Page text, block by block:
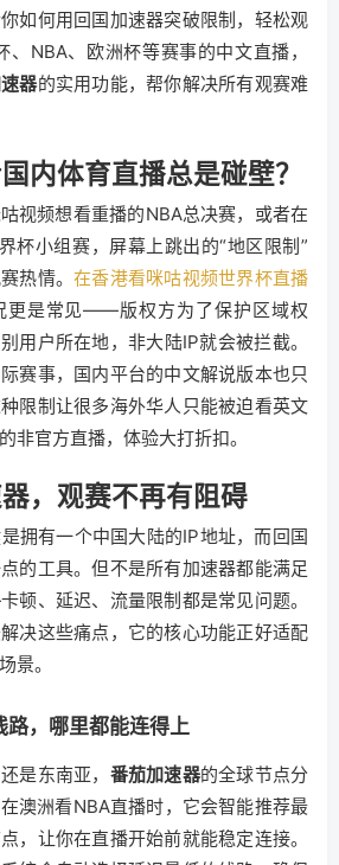
如何用回国加速器突破限制，轻松观
NBA、欧洲杯等赛事的中文直播，
器的实用功能，帮你解决所有观赛难
内体育直播总是碰壁？
视频想看重播的NBA总决赛，或者在
杯小组赛，屏幕上跳出的“地区限制”
热情。在香港看咪咕视频世界杯直播
更是常见——版权方为了保护区域权
用户所在地，非大陆IP就会被拦截。
赛事，国内平台的中文解说版本也只
限制让很多海外华人只能被迫看英文
非官方直播，体验大打折扣。
，观赛不再有阻碍
拥有一个中国大陆的IP地址，而回国
的工具。但不是所有加速器都能满足
、延迟、流量限制都是常见问题。
决这些痛点，它的核心功能正好适配
景。
路，哪里都能连得上
是东南亚， 番茄加速器的全球节点分
澳洲看NBA直播时，它会智能推荐最
，让你在直播开始前就能稳定连接。